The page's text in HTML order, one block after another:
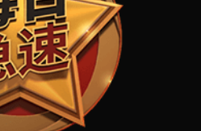
$5.00
$25.00
$2.50